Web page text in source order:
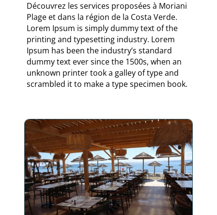
Découvrez les services proposées à Moriani
Plage et dans la région de la Costa Verde.
Lorem Ipsum is simply dummy text of the
printing and typesetting industry. Lorem
Ipsum has been the industry’s standard
dummy text ever since the 1500s, when an
unknown printer took a galley of type and
scrambled it to make a type specimen book.